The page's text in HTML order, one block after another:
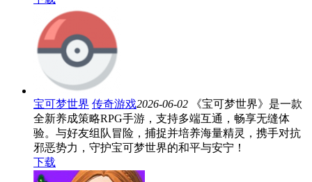
宝可梦世界 传奇游戏2026-06-02
《宝可梦世界》是一款
全新养成策略RPG手游，支持多端互通，畅享无缝体
验。与好友组队冒险，捕捉并培养海量精灵，携手对抗
邪恶势力，守护宝可梦世界的和平与安宁！
下载